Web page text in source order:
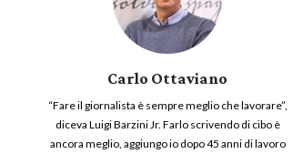
Carlo Ottaviano
“Fare il giornalista è sempre meglio che lavorare”,
diceva Luigi Barzini Jr. Farlo scrivendo di cibo è
ancora meglio, aggiungo io dopo 45 anni di lavoro